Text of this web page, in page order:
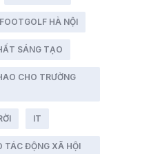
FOOTGOLF HÀ NỘI
SÁNG TẠO
CHO TRƯỜNG
IT
TÁC ĐỘNG XÃ HỘI